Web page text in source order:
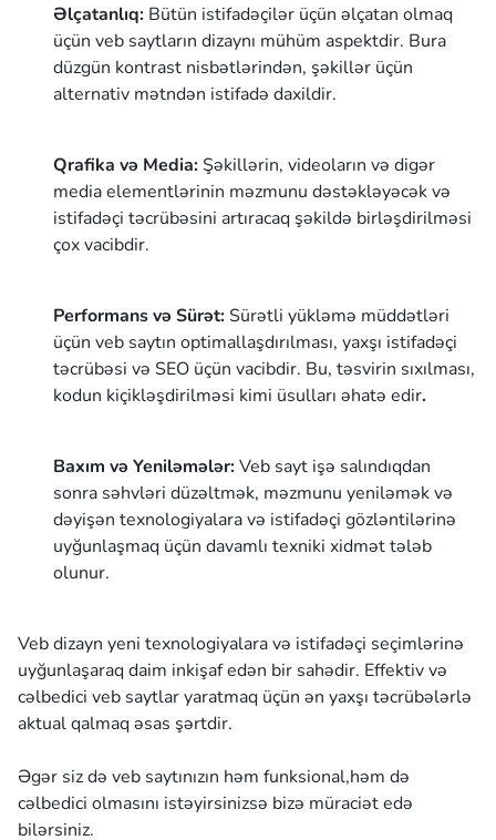
Əlçatanlıq: Bütün istifadəçilər üçün əlçatan olmaq
üçün veb saytların dizaynı mühüm aspektdir. Bura
düzgün kontrast nisbətlərindən, şəkillər üçün
alternativ mətndən istifadə daxildir.
Qrafika və Media:Şəkillərin, videoların və digər
media elementlərinin məzmunu dəstəkləyəcək və
istifadəçi təcrübəsini artıracaq şəkildə birləşdirilməsi
çox vacibdir.
Performans və Sürət:Sürətli yükləmə müddətləri
üçün veb saytın optimallaşdırılması, yaxşı istifadəçi
təcrübəsi və SEO üçün vacibdir. Bu, təsvirin sıxılması,
kodun kiçikləşdirilməsi kimi üsulları əhatə edir.
Baxım və Yeniləmələr:Veb sayt işə salındıqdan
sonra səhvləri düzəltmək, məzmunu yeniləmək və
dəyişən texnologiyalara və istifadəçi gözləntilərinə
uyğunlaşmaq üçün davamlı texniki xidmət tələb
olunur.
Veb dizayn yeni texnologiyalara və istifadəçi seçimlərinə
uyğunlaşaraq daim inkişaf edən bir sahədir. Effektiv və
cəlbedici veb saytlar yaratmaq üçün ən yaxşı təcrübələrlə
aktual qalmaq əsas şərtdir.
Əgər siz də veb saytınızın həm funksional,həm də
cəlbedici olmasını istəyirsinizsə bizə müraciət edə
bilərsiniz.